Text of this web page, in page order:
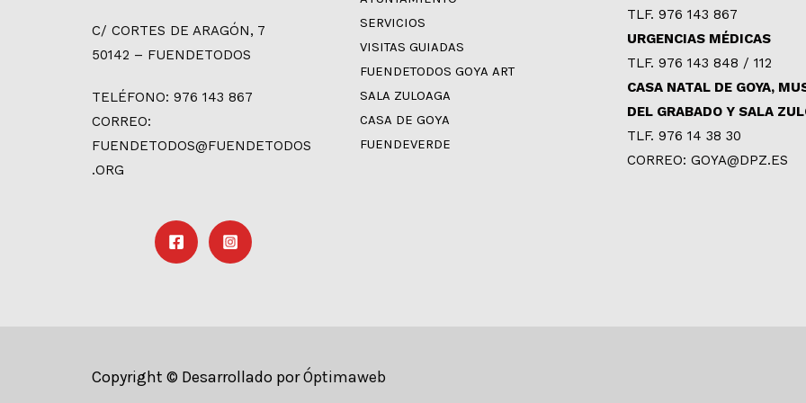
C/ CORTES DE ARAGÓN, 7
50142 – FUENDETODOS
TELÉFONO: 976 143 867
CORREO:
FUENDETODOS@FUENDETODOS
.ORG
SERVICIOS
VISITAS GUIADAS
FUENDETODOS GOYA ART
SALA ZULOAGA
CASA DE GOYA
FUENDEVERDE
TLF. 976 143 867
URGENCIAS MÉDICAS
TLF. 976 143 848 / 112
CASA NATAL DE GOYA,
DEL GRABADO Y SALA
TLF. 976 14 38 30
CORREO: GOYA@DPZ.ES
Copyright © Desarrollado porÓptimaweb